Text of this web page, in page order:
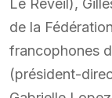
de la
francophones
(président-